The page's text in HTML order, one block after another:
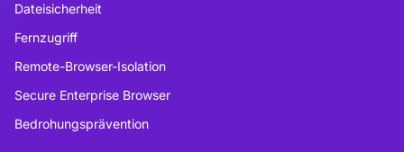
Dateisicherheit
Fernzugriff
Remote-Browser-Isolation
Secure Enterprise Browser
Bedrohungsprävention